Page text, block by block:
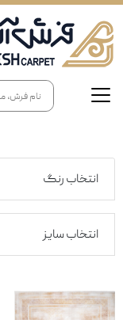
انتخاب رنگ
انتخاب سایز